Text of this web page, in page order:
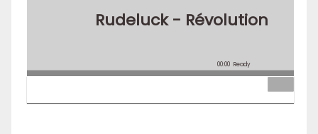
Rudeluck - Révolution
00:00 Ready